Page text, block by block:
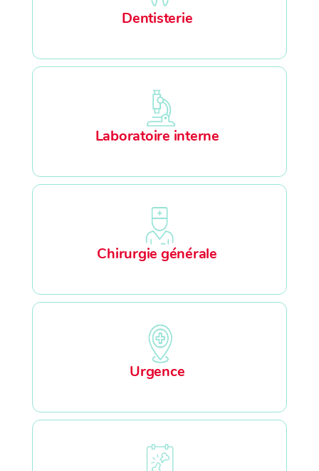
Dentisterie
Laboratoire interne
Chirurgie générale
Urgence